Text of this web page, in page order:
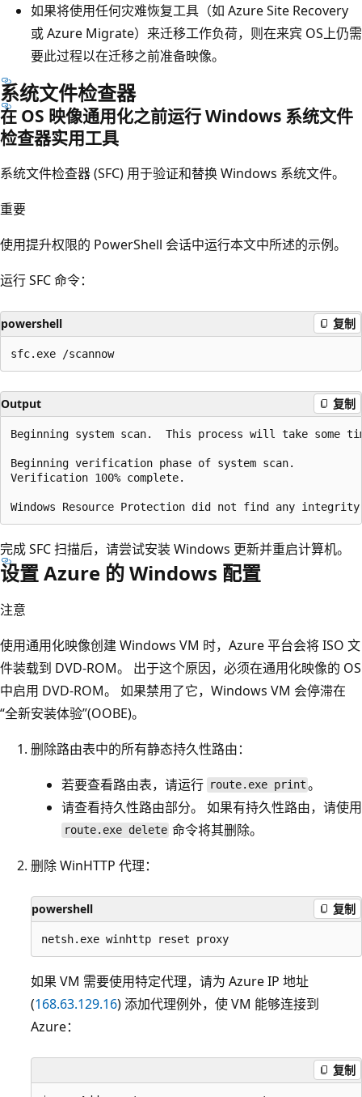
如果将使用任何灾难恢复工具（如 Azure Site Recovery
或 Azure Migrate）来迁移工作负荷，则在来宾 OS上仍需
要此过程以在迁移之前准备映像。
系统文件检查器
在 OS 映像通用化之前运行 Windows 系统文件
检查器实用工具
系统文件检查器 (SFC) 用于验证和替换 Windows 系统文件。
重要
使用提升权限的 PowerShell 会话中运行本文中所述的示例。
运行 SFC 命令：
powershell 复制
Output 复制
Beginning system scan.  This process will take some
Beginning verification phase of system scan.
Verification 100% complete.
完成 SFC 扫描后，请尝试安装 Windows 更新并重启计算机。
设置 Azure 的 Windows 配置
注意
使用通用化映像创建 Windows VM 时，Azure 平台会将 ISO 文
件装载到 DVD-ROM。 出于这个原因，必须在通用化映像的 OS
中启用 DVD-ROM。 如果禁用了它，Windows VM 会停滞在
“全新安装体验”(OOBE)。
删除路由表中的所有静态持久性路由：
若要查看路由表，请运行 route.exe print 。
请查看持久性路由部分。 如果有持久性路由，请使用
route.exe delete 命令将其删除。
删除 WinHTTP 代理：
powershell 复制
如果 VM 需要使用特定代理，请为 Azure IP 地址
(168.63.129.16) 添加代理例外，使 VM 能够连接到
Azure：
复制